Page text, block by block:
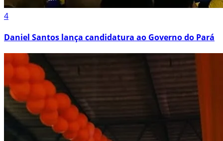
4
Daniel Santos lança candidatura ao Governo do Pará